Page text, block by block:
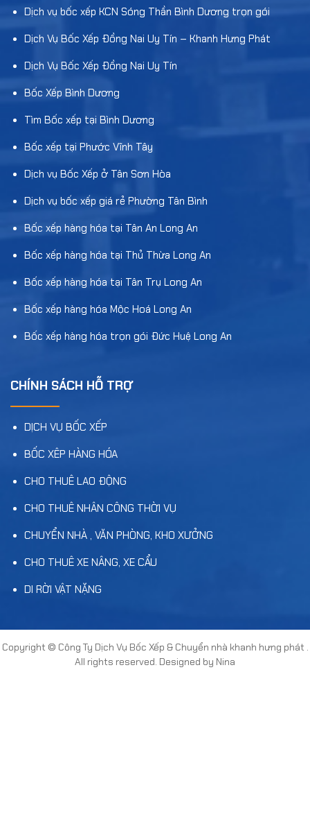
Dịch vụ bốc xếp KCN Sóng Thần Bình Dương trọn gói
Dịch Vụ Bốc Xếp Đồng Nai Uy Tín – Khanh Hưng Phát
Dịch Vụ Bốc Xếp Đồng Nai Uy Tín
Bốc Xếp Bình Dương
Tìm Bốc xếp tại Bình Dương
Bốc xếp tại Phước Vĩnh Tây
Dịch vụ Bốc Xếp ở Tân Sơn Hòa
Dịch vụ bốc xếp giá rẻ Phường Tân Bình
Bốc xếp hàng hóa tại Tân An Long An
Bốc xếp hàng hóa tại Thủ Thừa Long An
Bốc xếp hàng hóa tại Tân Trụ Long An
Bốc xếp hàng hóa Mộc Hoá Long An
Bốc xếp hàng hóa trọn gói Đức Huệ Long An
CHÍNH SÁCH HỖ TRỢ
DỊCH VỤ BỐC XẾP
BỐC XÊP HÀNG HÓA
CHO THUÊ LAO ĐỘNG
CHO THUÊ NHÂN CÔNG THỜI VỤ
CHUYỂN NHÀ , VĂN PHÒNG, KHO XƯỞNG
CHO THUÊ XE NÂNG, XE CẨU
DI RỜI VẬT NẶNG
Copyright © Công Ty Dịch Vụ Bốc Xếp & Chuyển nhà khanh hưng phát .
All rights reserved. Designed by Nina